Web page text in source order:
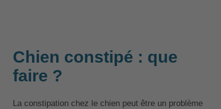
Chien constipé : que
faire ?
La constipation chez le chien peut être un problème